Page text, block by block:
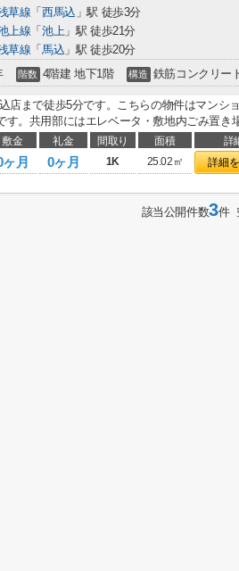
草線 「 西馬込 」駅 徒歩3分
上線 「 池上」駅 徒歩21分
草線 「 馬込 」駅 徒歩20分
階数 4階建 地下1階 構造 鉄筋コンクリー
店まで徒歩5分です。こちらの物件はマンシ
す。共用部にはエレベータ・敷地内ごみ置き
敷金 礼金 間取り 面積 詳
ヶ月 0ヶ月 1K 25.02㎡ 詳細
該当公開件数3件